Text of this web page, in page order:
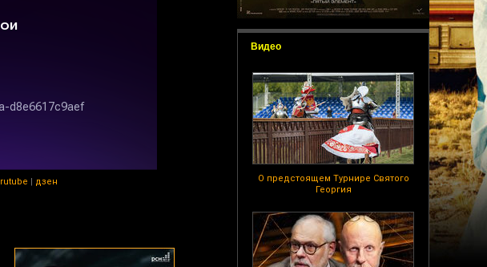
Видео
О предстоящем Турнире Святого
Георгия
rutube | дзен